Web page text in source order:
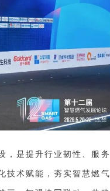
，是提升行业韧性、服务
技术赋能，夯实智慧燃气